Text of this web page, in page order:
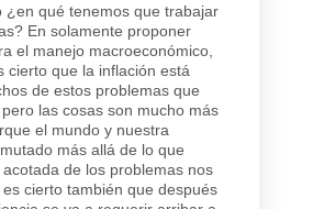
¿en qué tenemos que trabajar
En solamente proponer
el manejo macroeconómico,
cierto que la inflación está
de estos problemas que
las cosas son mucho más
el mundo y nuestra
más allá de lo que
de los problemas nos
cierto también que después